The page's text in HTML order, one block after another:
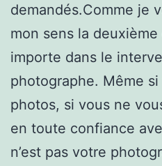
demandés.Comme je
mon sens la
importe dans le
photographe. Même
photos, si vous ne
en toute confiance
n’est pas votre